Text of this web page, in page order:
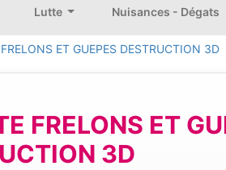
Lutte Nuisances - Dégats
ET GUEPES DESTRUCTION 3D
FRELONS ET
3D